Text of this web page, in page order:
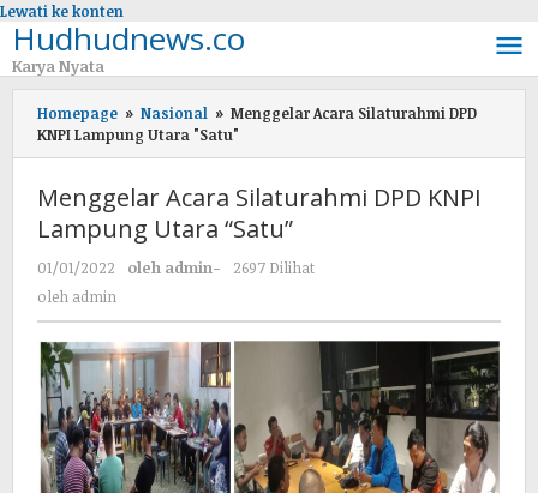
Lewati ke konten
Hudhudnews.co
Karya Nyata
Homepage » Nasional » Menggelar Acara Silaturahmi DPD
KNPI Lampung Utara "Satu"
Menggelar Acara Silaturahmi DPD KNPI
Lampung Utara “Satu”
01/01/2022 oleh admin-
2697 Dilihat
oleh admin